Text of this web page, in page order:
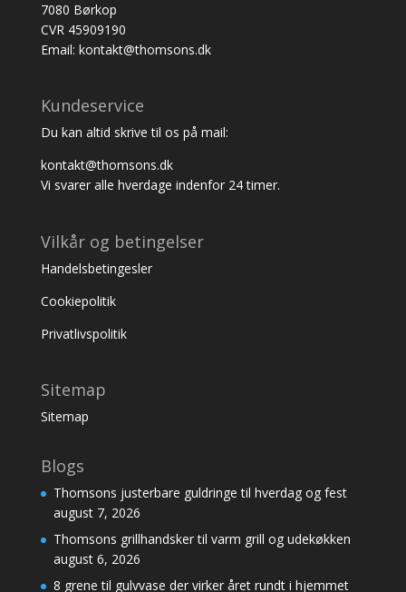
7080 Børkop
CVR 45909190
Email: kontakt@thomsons.dk
Kundeservice
Du kan altid skrive til os på mail:
kontakt@thomsons.dk
Vi svarer alle hverdage indenfor 24 timer.
Vilkår og betingelser
Handelsbetingesler
Cookiepolitik
Privatlivspolitik
Sitemap
Sitemap
Blogs
Thomsons justerbare guldringe til hverdag og fest
august 7, 2026
Thomsons grillhandsker til varm grill og udekøkken
august 6, 2026
8 grene til gulvvase der virker året rundt i hjemmet